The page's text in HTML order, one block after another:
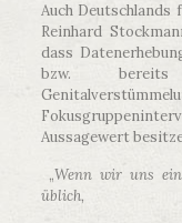
Auch Deutschlands
Reinhard
dass
bzw.
Aussagewert
„Wenn wir uns
üblich,